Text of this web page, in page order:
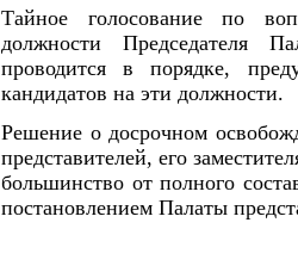
Тайное голосование по
должности Председателя
проводится в порядке,
кандидатов на эти должности.
Решение о досрочном
представителей, его
большинство от полного
постановлением Палаты